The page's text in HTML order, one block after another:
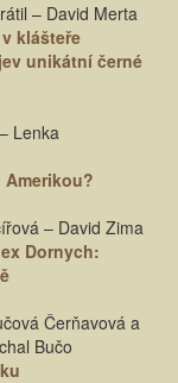
– David Merta
klášteře
unikátní černé
Lenka
– David Zima
Dornych:
Čerňavová a
Bučo